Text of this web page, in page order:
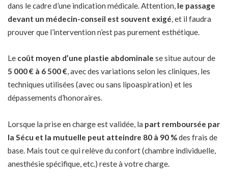
dans le cadre d’une indication médicale. Attention, le passage
devant un médecin-conseil est souvent exigé , et il faudra
prouver que l’intervention n’est pas purement esthétique.
Le coût moyen d’une plastie abdominale se situe autour de
5 000 € à 6 500 €, avec des variations selon les cliniques, les
techniques utilisées (avec ou sans lipoaspiration) et les
dépassements d’honoraires.
Lorsque la prise en charge est validée, la part remboursée par
la Sécu et la mutuelle peut atteindre 80 à 90 %des frais de
base. Mais tout ce qui relève du confort (chambre individuelle,
anesthésie spécifique, etc.) reste à votre charge.